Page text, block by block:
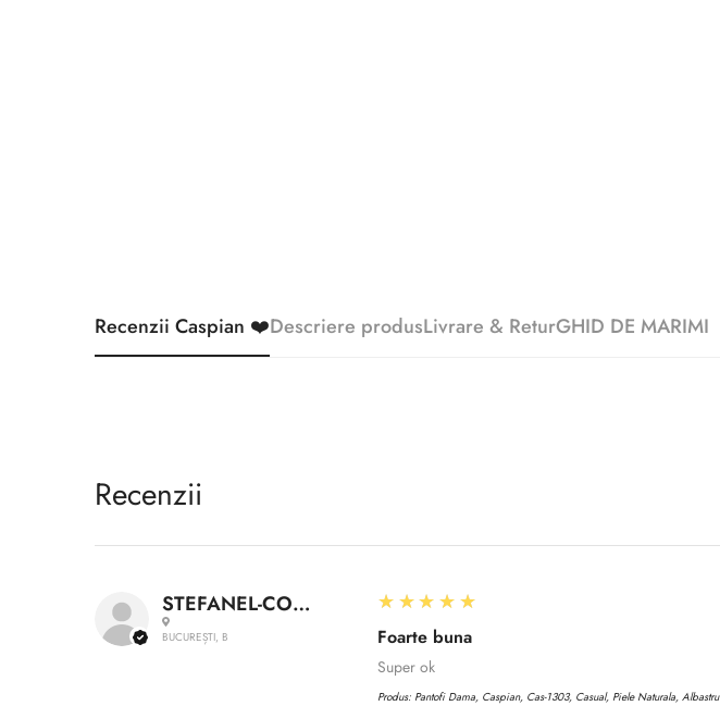
Recenzii Caspian ❤️Descriere produsLivrare & ReturGHID DE MARIMI
Recenzii
STEFANEL-CONSTANTIN A.
BUCUREȘTI, B
5
★★★★★
Foarte buna
Super ok
Produs: Pantofi Dama, Caspian, Cas-1303, Casual, Piele Naturala, Albastru